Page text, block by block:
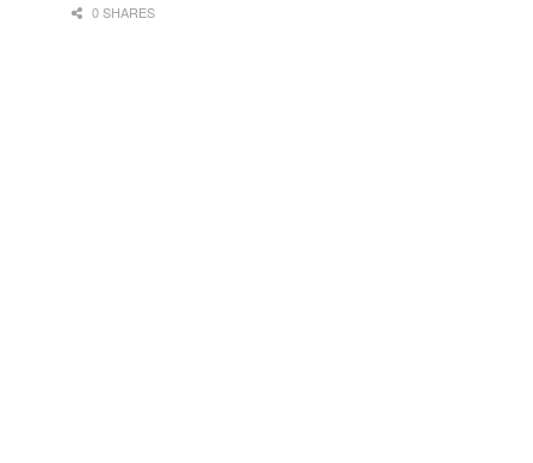
0 SHARES